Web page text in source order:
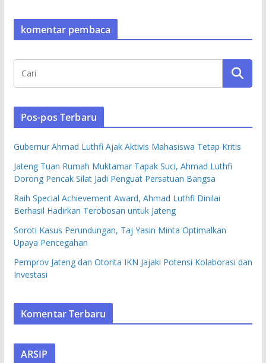
komentar pembaca
Pos-pos Terbaru
Gubernur Ahmad Luthfi Ajak Aktivis Mahasiswa Tetap Kritis
Jateng Tuan Rumah Muktamar Tapak Suci, Ahmad Luthfi
Dorong Pencak Silat Jadi Penguat Persatuan Bangsa
Raih Special Achievement Award, Ahmad Luthfi Dinilai
Berhasil Hadirkan Terobosan untuk Jateng
Soroti Kasus Perundungan, Taj Yasin Minta Optimalkan
Upaya Pencegahan
Pemprov Jateng dan Otorita IKN Jajaki Potensi Kolaborasi dan
Investasi
Komentar Terbaru
ARSIP